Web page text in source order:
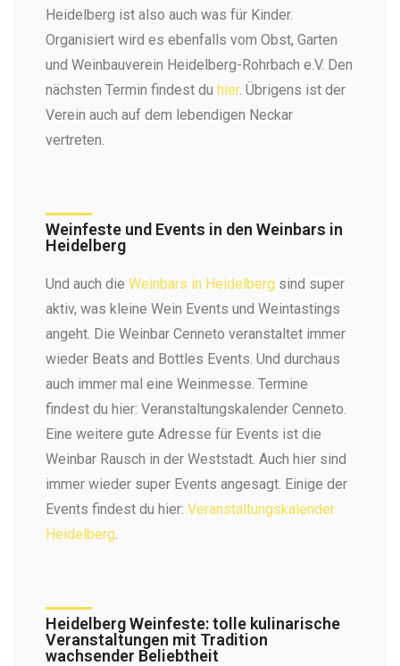
Heidelberg ist also auch was für Kinder.
Organisiert wird es ebenfalls vom Obst, Garten
und Weinbauverein Heidelberg-Rohrbach e.V. Den
nächsten Termin findest du hier. Übrigens ist der
Verein auch auf dem lebendigen Neckar
vertreten.
Weinfeste und Events in den Weinbars in
Heidelberg​
Und auch die Weinbars in Heidelberg sind super
aktiv, was kleine Wein Events und Weintastings
angeht. Die Weinbar Cenneto veranstaltet immer
wieder Beats and Bottles Events. Und durchaus
auch immer mal eine Weinmesse. Termine
findest du hier: Veranstaltungskalender Cenneto.
Eine weitere gute Adresse für Events ist die
Weinbar Rausch in der Weststadt. Auch hier sind
immer wieder super Events angesagt. Einige der
Events findest du hier: Veranstaltungskalender
Heidelberg.
Heidelberg Weinfeste: tolle kulinarische
Veranstaltungen mit Tradition
wachsender Beliebtheit